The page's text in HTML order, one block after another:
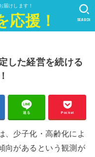
届けします！
応援！ SEARCH
した経営を続ける
送る Pocket
、少子化・高齢化によ
向があるという観測が